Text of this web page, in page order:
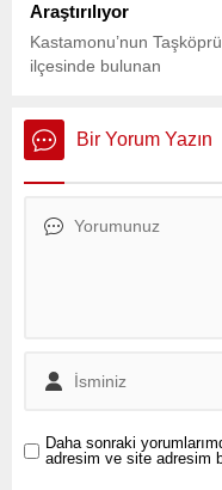
Araştırılıyor
Kastamonu’nun Taşköprü
ilçesinde bulunan
dönemdeki yaşam ve
beslenme alışkanlıklarını
ortaya çıkarmayı
Bir Yorum Yazın
Daha sonraki
adresim ve site adresim